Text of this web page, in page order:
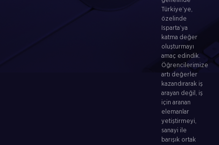
Türkiye’ye,
özelinde
Isparta’ya
katma değer
oluşturmayı
amaç edindik.
Öğrencilerimize
artı değerler
kazandırarak iş
arayan değil, iş
için aranan
elemanlar
yetiştirmeyi,
sanayi ile
barışık ortak